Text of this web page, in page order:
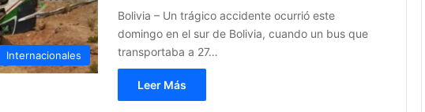
Internacionales
Bolivia – Un trágico accidente ocurrió este
domingo en el sur de Bolivia, cuando un bus que
transportaba a 27…
Leer Más